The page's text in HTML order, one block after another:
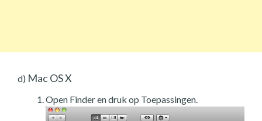
d) Mac OS X
Open Finder en druk op Toepassingen.